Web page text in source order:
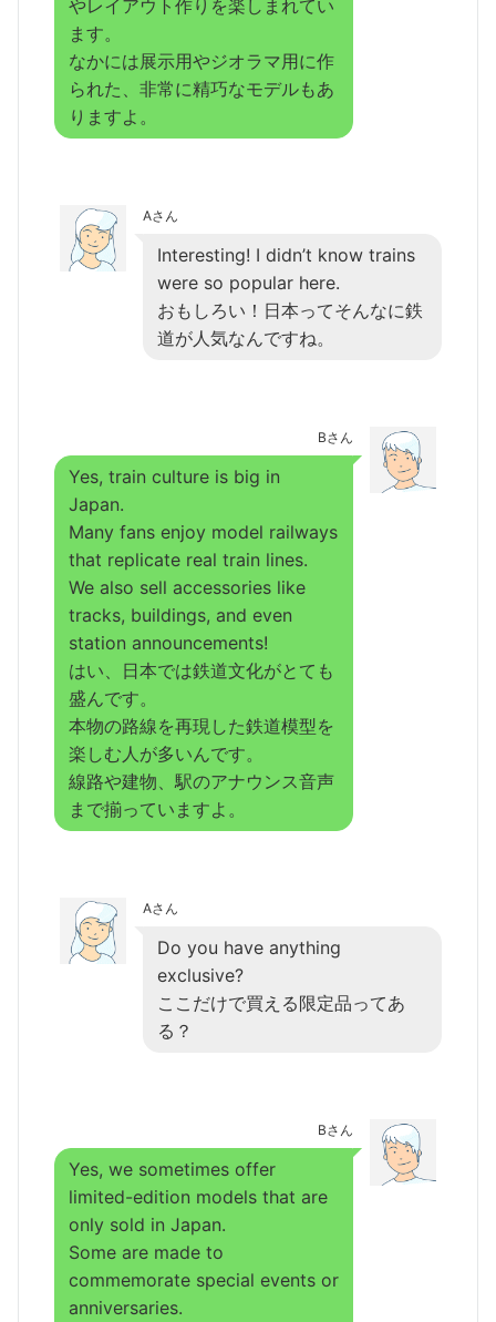
やレイアウト作りを楽しまれてい
ます。
なかには展示用やジオラマ用に作
られた、非常に精巧なモデルもあ
りますよ。
Aさん
Interesting! I didn’t know trains
were so popular here.
おもしろい！日本ってそんなに鉄
道が人気なんですね。
Bさん
Yes, train culture is big in
Japan.
Many fans enjoy model railways
that replicate real train lines.
We also sell accessories like
tracks, buildings, and even
station announcements!
はい、日本では鉄道文化がとても
盛んです。
本物の路線を再現した鉄道模型を
楽しむ人が多いんです。
線路や建物、駅のアナウンス音声
まで揃っていますよ。
Aさん
Do you have anything
exclusive?
ここだけで買える限定品ってあ
る？
Bさん
Yes, we sometimes offer
limited-edition models that are
only sold in Japan.
Some are made to
commemorate special events or
anniversaries.